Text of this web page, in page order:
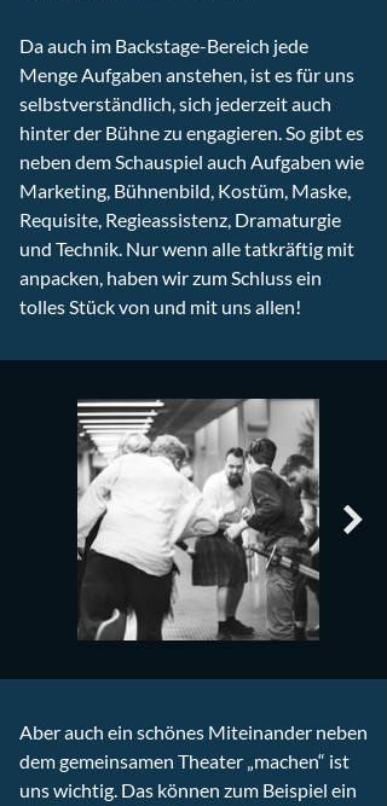
Da auch im Backstage-Bereich jede
Menge Aufgaben anstehen, ist es für uns
selbstverständlich, sich jederzeit auch
hinter der Bühne zu engagieren. So gibt es
neben dem Schauspiel auch Aufgaben wie
Marketing, Bühnenbild, Kostüm, Maske,
Requisite, Regieassistenz, Dramaturgie
und Technik. Nur wenn alle tatkräftig mit
anpacken, haben wir zum Schluss ein
tolles Stück von und mit uns allen!
Aber auch ein schönes Miteinander neben
dem gemeinsamen Theater „machen“ ist
uns wichtig. Das können zum Beispiel ein